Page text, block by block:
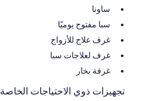
ساونا
سبا مفتوح يوميًا
غرف علاج للأزواج
غرف لعلاجات سبا
غرفة بخار
تجهيزات ذوي الاحتياجات الخاصة